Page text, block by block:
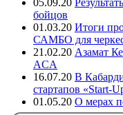
05.09.20
бойцов
01.03.20 Итоги
САМБО для
21.02.20 Азамат
ACA
16.07.20 В
стартапов «Start-
01.05.20 О мерах